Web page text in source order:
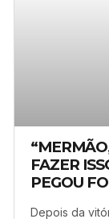
FAZER
PEGOU
Depois da